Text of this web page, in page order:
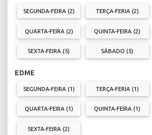
SEGUNDA-FEIRA (2) TERÇA-FERIA (2)
QUARTA-FEIRA (2) QUINTA-FEIRA (2)
SEXTA-FEIRA (5) SÁBADO (5)
EDME
SEGUNDA-FEIRA (1) TERÇA-FERIA (1)
QUARTA-FEIRA (1) QUINTA-FEIRA (1)
SEXTA-FEIRA (2)